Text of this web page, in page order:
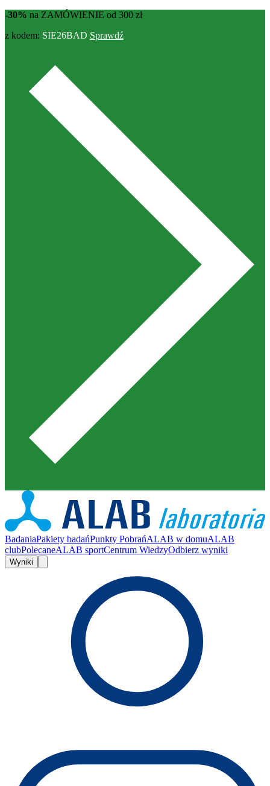
-30% na ZAMÓWIENIE od 300 zł
z kodem: SIE26BAD Sprawdź
BadaniaPakiety badańPunkty PobrańALAB w domuALAB
clubPolecaneALAB sportCentrum WiedzyOdbierz wyniki
Wyniki